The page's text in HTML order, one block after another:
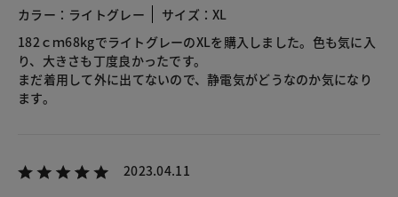
カラー：ライトグレー
サイズ：XL
182ｃｍ68kgでライトグレーのXLを購入しました。色も気に入
り、大きさも丁度良かったです。
まだ着用して外に出てないので、静電気がどうなのか気になり
ます。
2023.04.11